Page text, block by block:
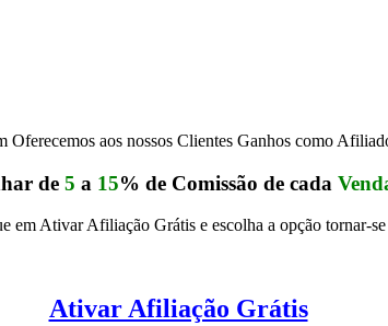
Oferecemos aos nossos Clientes Ganhos como
de 5 a 15% de Comissão de cada
em Ativar Afiliação Grátis e escolha a opção tornar-
Ativar Afiliação Grátis